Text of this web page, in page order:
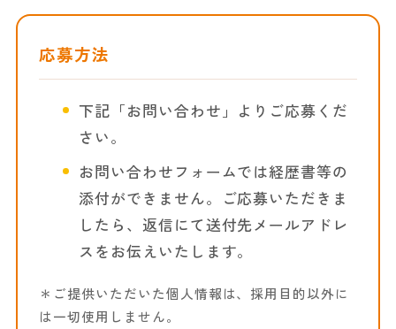
応募方法
下記「お問い合わせ」よりご応募くだ
さい。
お問い合わせフォームでは経歴書等の
添付ができません。ご応募いただきま
したら、返信にて送付先メールアドレ
スをお伝えいたします。
＊ご提供いただいた個人情報は、採用目的以外に
は一切使用しません。